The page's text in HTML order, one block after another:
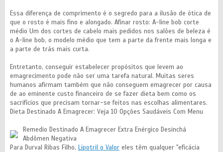
Essa diferença de comprimento é o segredo para a ilusão de ótica de
que o rosto é mais fino e alongado. Afinar rosto: A-line bob corte
médio Um dos cortes de cabelo mais pedidos nos salões de beleza é
o A-line bob, o modelo médio que tem a parte da frente mais longa e
a parte de trás mais curta.
Entretanto, conseguir estabelecer propósitos que levem ao
emagrecimento pode não ser uma tarefa natural. Muitas seres
humanos afirmam também que não conseguem emagrecer por causa
de ao eminente custo financeiro de se fazer dieta bem como os
sacrifícios que precisam tornar-se feitos nas escolhas alimentares.
Dieta Destinado A Emagrecer: Veja 10 Opções Saudáveis Com Menu
Remedio Destinado A Emagrecer Extra Enérgico Desinchá
Abdômen Negativa
Para Durval Ribas Filho, Lipotril o Valor eles têm qualquer "eficácia